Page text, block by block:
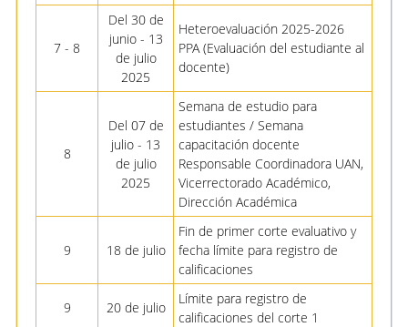
7 - 8
Del 30 de
junio - 13
de julio
2025
Heteroevaluación 2025-2026
PPA (Evaluación del estudiante al
docente)
8
Del 07 de
julio - 13
de julio
2025
Semana de estudio para
estudiantes / Semana
capacitación docente
Responsable Coordinadora UAN,
Vicerrectorado Académico,
Dirección Académica
9 18 de julio
Fin de primer corte evaluativo y
fecha límite para registro de
calificaciones
9 20 de julio
Límite para registro de
calificaciones del corte 1